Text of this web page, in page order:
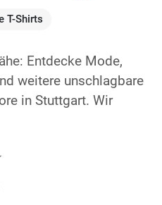
T-Shirts
Entdecke Mode,
weitere unschlagbare
in Stuttgart. Wir